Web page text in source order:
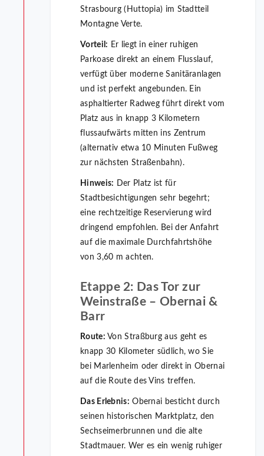
Strasbourg (Huttopia) im Stadtteil
Montagne Verte.
Vorteil: Er liegt in einer ruhigen
Parkoase direkt an einem Flusslauf,
verfügt über moderne Sanitäranlagen
und ist perfekt angebunden. Ein
asphaltierter Radweg führt direkt vom
Platz aus in knapp 3 Kilometern
flussaufwärts mitten ins Zentrum
(alternativ etwa 10 Minuten Fußweg
zur nächsten Straßenbahn).
Hinweis: Der Platz ist für
Stadtbesichtigungen sehr begehrt;
eine rechtzeitige Reservierung wird
dringend empfohlen. Bei der Anfahrt
auf die maximale Durchfahrtshöhe
von 3,60 m achten.
Etappe 2: Das Tor zur
Weinstraße – Obernai &
Barr
Route: Von Straßburg aus geht es
knapp 30 Kilometer südlich, wo Sie
bei Marlenheim oder direkt in Obernai
auf die Route des Vins treffen.
Das Erlebnis: Obernai besticht durch
seinen historischen Marktplatz, den
Sechseimerbrunnen und die alte
Stadtmauer. Wer es ein wenig ruhiger